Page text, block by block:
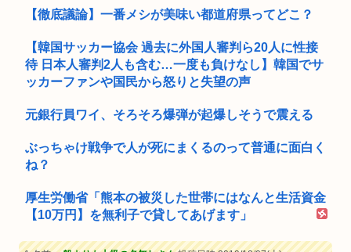
【徹底議論】一番メシが美味い都道府県ってどこ？
【韓国サッカー協会 過去に外国人審判ら20人に性接
待 日本人審判2人も含む…一度も負けなし】韓国でサ
ッカーファンや国民から怒りと失望の声
元銀行員ワイ、そろそろ爆弾が起爆しそうで震える
ぶっちゃけ戦争で人が死にまくるのって普通に面白く
ね？
厚生労働省「熊本の被災した世帯にはなんと生活資金
【10万円】を無利子で貸してあげます」